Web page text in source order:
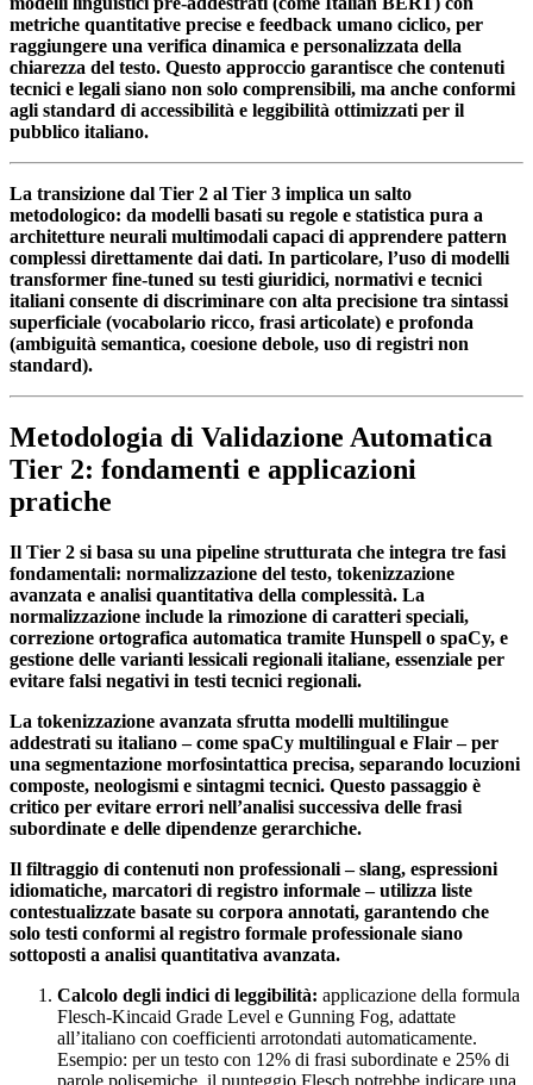
metriche quantitative precise e feedback umano ciclico, per
raggiungere una verifica dinamica e personalizzata della
chiarezza del testo. Questo approccio garantisce che contenuti
tecnici e legali siano non solo comprensibili, ma anche conformi
agli standard di accessibilità e leggibilità ottimizzati per il
pubblico italiano.
La transizione dal Tier 2 al Tier 3 implica un salto
metodologico: da modelli basati su regole e statistica pura a
architetture neurali multimodali capaci di apprendere pattern
complessi direttamente dai dati. In particolare, l’uso di modelli
transformer fine-tuned su testi giuridici, normativi e tecnici
italiani consente di discriminare con alta precisione tra sintassi
superficiale (vocabolario ricco, frasi articolate) e profonda
(ambiguità semantica, coesione debole, uso di registri non
standard).
Metodologia di Validazione Automatica
Tier 2: fondamenti e applicazioni
pratiche
Il Tier 2 si basa su una pipeline strutturata che integra tre fasi
fondamentali: normalizzazione del testo, tokenizzazione
avanzata e analisi quantitativa della complessità. La
normalizzazione include la rimozione di caratteri speciali,
correzione ortografica automatica tramite Hunspell o spaCy, e
gestione delle varianti lessicali regionali italiane, essenziale per
evitare falsi negativi in testi tecnici regionali.
La tokenizzazione avanzata sfrutta modelli multilingue
addestrati su italiano – come spaCy multilingual e Flair – per
una segmentazione morfosintattica precisa, separando locuzioni
composte, neologismi e sintagmi tecnici. Questo passaggio è
critico per evitare errori nell’analisi successiva delle frasi
subordinate e delle dipendenze gerarchiche.
Il filtraggio di contenuti non professionali – slang, espressioni
idiomatiche, marcatori di registro informale – utilizza liste
contestualizzate basate su corpora annotati, garantendo che
solo testi conformi al registro formale professionale siano
sottoposti a analisi quantitativa avanzata.
Calcolo degli indici di leggibilità: applicazione della formula
Flesch-Kincaid Grade Level e Gunning Fog, adattate
all’italiano con coefficienti arrotondati automaticamente.
Esempio: per un testo con 12% di frasi subordinate e 25% di
parole polisemiche, il punteggio Flesch potrebbe indicare una